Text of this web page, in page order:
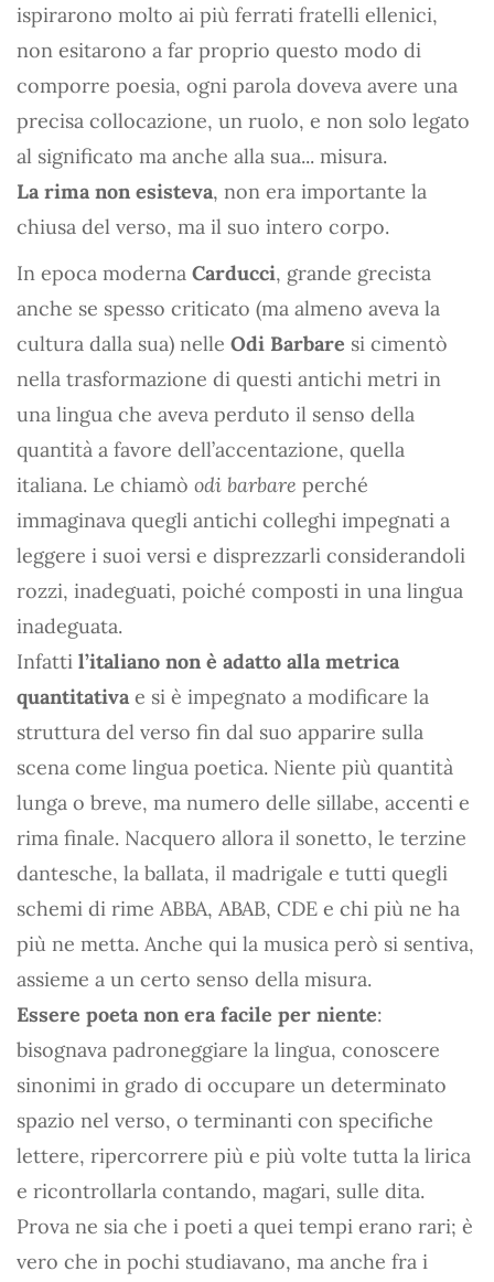
ispirarono molto ai più ferrati fratelli ellenici,
non esitarono a far proprio questo modo di
comporre poesia, ogni parola doveva avere una
precisa collocazione, un ruolo, e non solo legato
al significato ma anche alla sua... misura.
La rima non esisteva, non era importante la
chiusa del verso, ma il suo intero corpo.
In epoca moderna Carducci, grande grecista
anche se spesso criticato (ma almeno aveva la
cultura dalla sua) nelle Odi Barbare si cimentò
nella trasformazione di questi antichi metri in
una lingua che aveva perduto il senso della
quantità a favore dell’accentazione, quella
italiana. Le chiamò odi barbare perché
immaginava quegli antichi colleghi impegnati a
leggere i suoi versi e disprezzarli considerandoli
rozzi, inadeguati, poiché composti in una lingua
inadeguata.
Infatti l’italiano non è adatto alla metrica
quantitativa e si è impegnato a modificare la
struttura del verso fin dal suo apparire sulla
scena come lingua poetica. Niente più quantità
lunga o breve, ma numero delle sillabe, accenti e
rima finale. Nacquero allora il sonetto, le terzine
dantesche, la ballata, il madrigale e tutti quegli
schemi di rime ABBA, ABAB, CDE e chi più ne ha
più ne metta. Anche qui la musica però si sentiva,
assieme a un certo senso della misura.
Essere poeta non era facile per niente:
bisognava padroneggiare la lingua, conoscere
sinonimi in grado di occupare un determinato
spazio nel verso, o terminanti con specifiche
lettere, ripercorrere più e più volte tutta la lirica
e ricontrollarla contando, magari, sulle dita.
Prova ne sia che i poeti a quei tempi erano rari; è
vero che in pochi studiavano, ma anche fra i